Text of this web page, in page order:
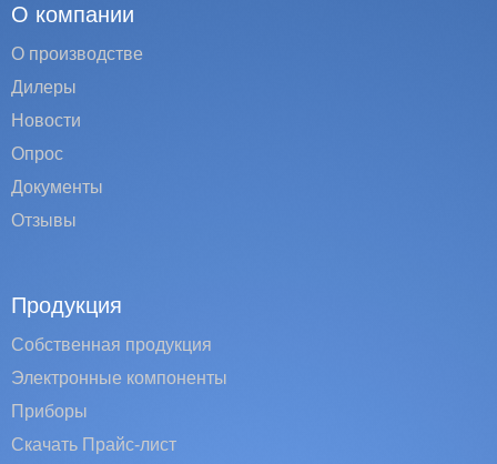
О компании
О производстве
Дилеры
Новости
Опрос
Документы
Отзывы
Продукция
Собственная продукция
Электронные компоненты
Приборы
Скачать Прайс-лист